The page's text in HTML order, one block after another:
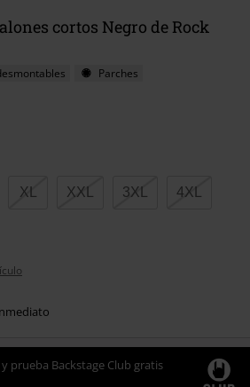
cortos Negro de Rock
Parches
XL XXL 3XL 4XL
prueba Backstage Club gratis